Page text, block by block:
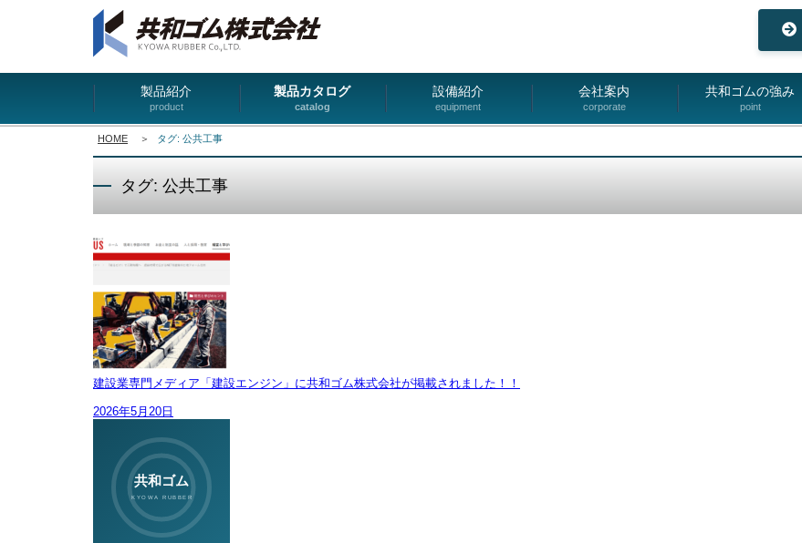
製品紹介
product
製品カタログ
catalog
設備紹介
equipment
会社案内
corporate
共和ゴムの強み
point
HOME ＞ タグ: 公共工事
タグ: 公共工事
建設業専門メディア「建設エンジン」に共和ゴム株式会社が掲載されました！！
2026年5月20日